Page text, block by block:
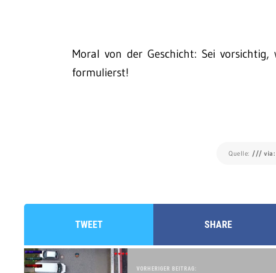
Moral von der Geschicht: Sei
formulierst!
Quelle: /// via:
TWEET SHARE
VORHERIGER BEITRAG: